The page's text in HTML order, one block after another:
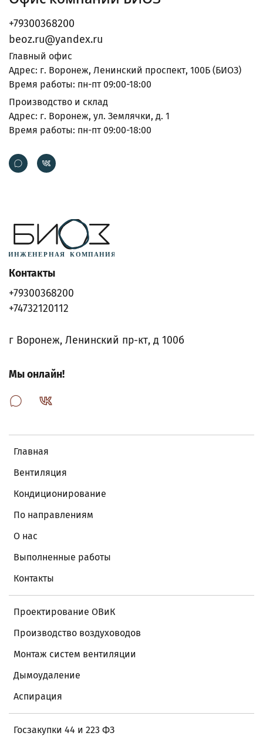
+79300368200
beoz.ru@yandex.ru
Главный офис
Адрес: г. Воронеж, Ленинский проспект, 100Б (БИОЗ)
Время работы: пн-пт 09:00-18:00
Производство и склад
Адрес: г. Воронеж, ул. Землячки, д. 1
Время работы: пн-пт 09:00-18:00
Главная
Вентиляция
Кондиционирование
По направлениям
О нас
Выполненные работы
Контакты
Проектирование ОВиК
Производство воздуховодов
Монтаж систем вентиляции
Дымоудаление
Аспирация
Госзакупки 44 и 223 ФЗ
Контакты
+79300368200
+74732120112
г Воронеж, Ленинский пр-кт, д 100б
Мы онлайн!